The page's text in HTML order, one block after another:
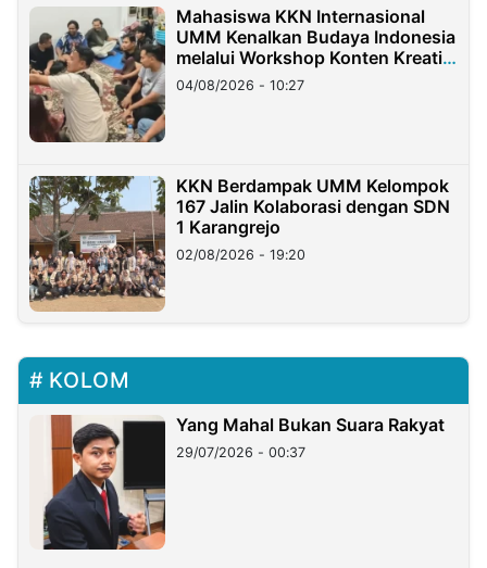
Mahasiswa KKN Internasional
UMM Kenalkan Budaya Indonesia
melalui Workshop Konten Kreatif
di Taiwan
04/08/2026 - 10:27
KKN Berdampak UMM Kelompok
167 Jalin Kolaborasi dengan SDN
1 Karangrejo
02/08/2026 - 19:20
KOLOM
Yang Mahal Bukan Suara Rakyat
29/07/2026 - 00:37